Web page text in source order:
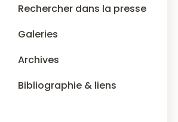
Rechercher dans la presse
Galeries
Archives
Bibliographie & liens